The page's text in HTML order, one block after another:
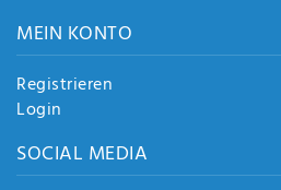
MEIN KONTO
Registrieren
Login
SOCIAL MEDIA